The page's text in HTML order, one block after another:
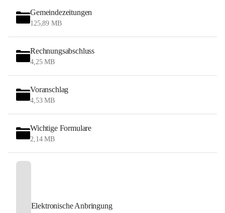
Gemeindezeitungen
125,89 MB
Rechnungsabschluss
4,25 MB
Voranschlag
4,53 MB
Wichtige Formulare
2,14 MB
Elektronische Anbringung